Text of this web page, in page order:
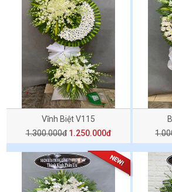
Vĩnh Biệt V115
1.300.000đ 1.250.000đ